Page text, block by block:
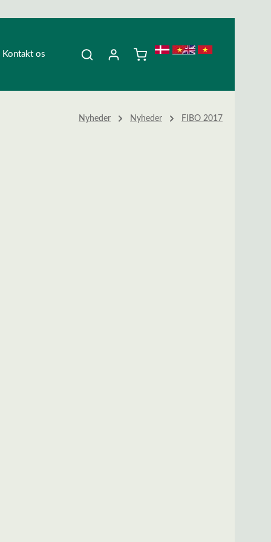
Kontakt os
Nyheder Nyheder FIBO 2017